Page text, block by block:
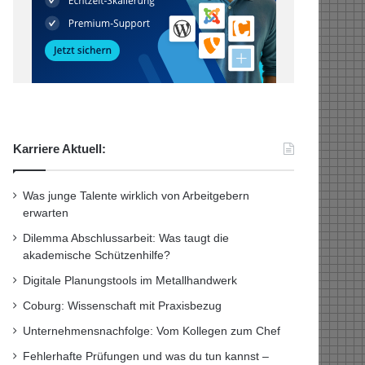
Karriere Aktuell:
Was junge Talente wirklich von Arbeitgebern
erwarten
Dilemma Abschlussarbeit: Was taugt die
akademische Schützenhilfe?
Digitale Planungstools im Metallhandwerk
Coburg: Wissenschaft mit Praxisbezug
Unternehmensnachfolge: Vom Kollegen zum Chef
Fehlerhafte Prüfungen und was du tun kannst –